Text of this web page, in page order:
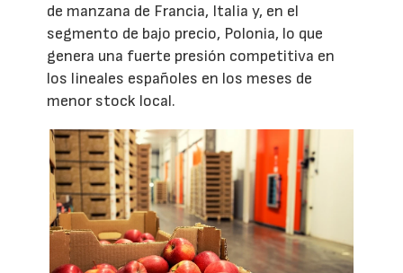
de manzana de Francia, Italia y, en el
segmento de bajo precio, Polonia, lo que
genera una fuerte presión competitiva en
los lineales españoles en los meses de
menor stock local.